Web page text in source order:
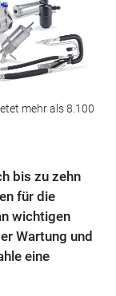
mehr als 8.100
bis zu zehn
für die
wichtigen
Wartung und
eine